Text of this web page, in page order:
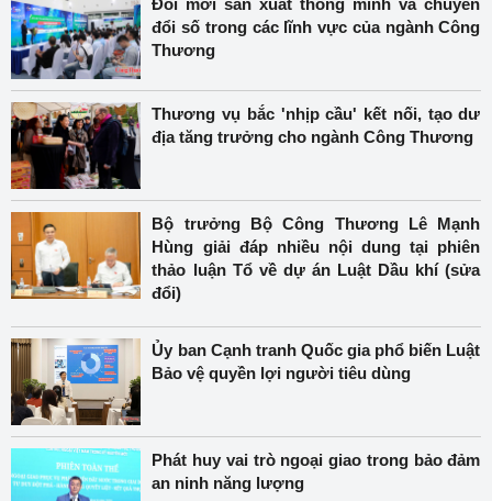
Đổi mới sản xuất thông minh và chuyển
đổi số trong các lĩnh vực của ngành Công
Thương
Thương vụ bắc 'nhịp cầu' kết nối, tạo dư
địa tăng trưởng cho ngành Công Thương
Bộ trưởng Bộ Công Thương Lê Mạnh
Hùng giải đáp nhiều nội dung tại phiên
thảo luận Tổ về dự án Luật Dầu khí (sửa
đổi)
Ủy ban Cạnh tranh Quốc gia phổ biến Luật
Bảo vệ quyền lợi người tiêu dùng
Phát huy vai trò ngoại giao trong bảo đảm
an ninh năng lượng